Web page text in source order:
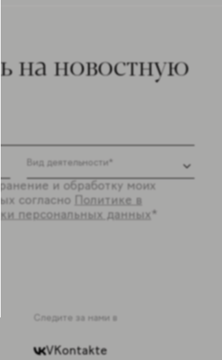
на новостную
и обработку моих
согласно Политике в
персональных данных*
Следите за нами в
VKontakte